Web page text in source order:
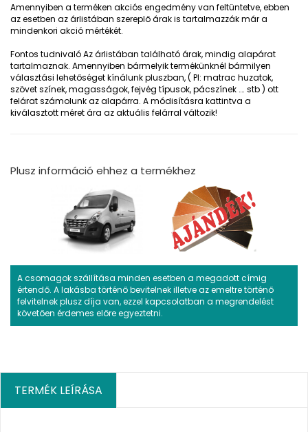
Amennyiben a terméken akciós engedmény van feltüntetve, ebben
az esetben az árlistában szereplő árak is tartalmazzák már a
mindenkori akció mértékét.
Fontos tudnivalóAz árlistában található árak, mindig alapárat
tartalmaznak. Amennyiben bármelyik termékünknél bármilyen
választási lehetőséget kínálunk pluszban, ( Pl: matrac huzatok,
szövet színek, magasságok, fejvég típusok, pácszínek …. stb ) ott
felárat számolunk az alapárra. A módisításra kattintva a
kiválasztott méret ára az aktuális felárral változik!
Plusz információ ehhez a termékhez
A csomagok szállítása minden esetben a megadott címig
értendő. A lakásba történő bevitelnek illetve az emeltre történő
felvitelnek plusz díja van, ezzel kapcsolatban a megrendelést
követően érdemes előre egyeztetni.
TERMÉK LEÍRÁSA